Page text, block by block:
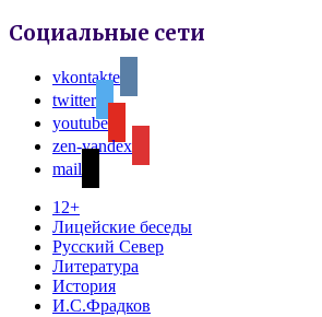
Социальные сети
vkontakte
twitter
youtube
zen-yandex
mail
12+
Лицейские беседы
Русский Север
Литература
История
И.С.Фрадков